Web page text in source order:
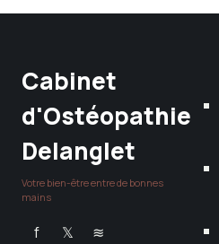
5 juillet 2026
Cabinet
d'Ostéopathie
Delanglet
Votre bien-être entre de bonnes
mains
f 𝕏 ≋